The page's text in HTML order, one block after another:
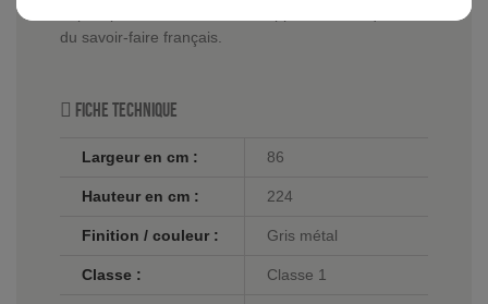
du savoir-faire français.
Fiche technique
Largeur en cm : 86
Hauteur en cm : 224
Finition / couleur : Gris métal
Classe : Classe 1